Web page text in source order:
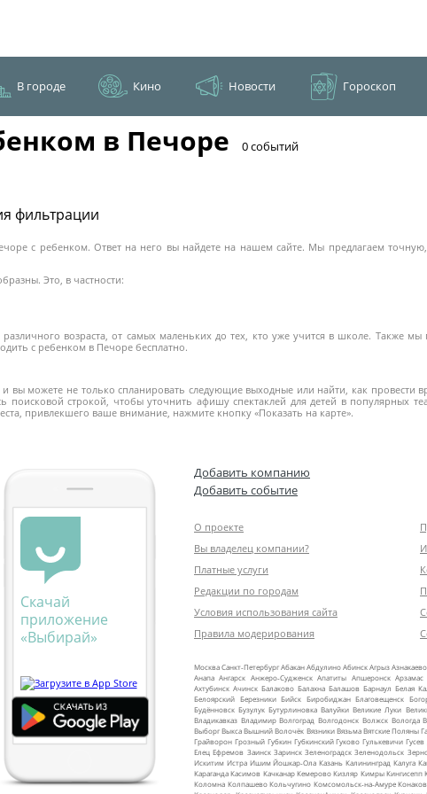
В городе Кино Новости Гороскоп
в Печоре ​0 событий
с ребенком. Ответ на него вы найдете на нашем сайте. Мы предлагаем
Это, в частности:
возраста, от самых маленьких до тех, кто уже учится в школе. Также
с ребенком в Печоре бесплатно.
вы можете не только спланировать следующие выходные или найти, как провести
поисковой строкой, чтобы уточнить афишу спектаклей для детей в популярных
привлекшего ваше внимание, нажмите кнопку «Показать на карте».
фильтрации
Скачай
приложение
«Выбирай»
Добавить компанию
Добавить событие
О проекте
Вы владелец компании?
Платные услуги
Редакции по городам
Условия использования сайта
Правила модерирования
МоскваСанкт‑ПетербургАбаканАбдулиноАбинскАгрызАзнакаево
Анапа Ангарск Анжеро‑Судженск Апатиты Апшеронск Арзамас
Ахтубинск Ачинск Балаково Балахна Балашов Барнаул Белая
Белоярский Березники Бийск Биробиджан Благовещенск
Будённовск Бузулук Бутурлиновка Валуйки Великие Луки
Владикавказ Владимир Волгоград Волгодонск Волжск Вологда
ВыборгВыкса Вышний Волочёк Вязники Вязьма Вятские Поляны
Грайворон Грозный Губкин Губкинский Гуково Гулькевичи Гусев
Елец Ефремов Заинск Заринск Зеленоградск Зеленодольск
Искитим Истра Ишим Йошкар‑Ола Казань Калининград Калуга
Караганда Касимов Качканар Кемерово Кизляр Кимры Кингисепп
Коломна Колпашево Кольчугино Комсомольск‑на‑Амуре